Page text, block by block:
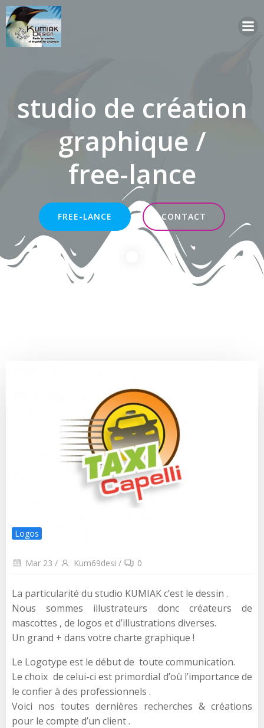
studio de création
graphique /
free-lance
FREE-LANCE CONTACT
Logos
Mar 23 / Kum69desi / 0
La particularité du studio KUMIAK c’est le dessin .
Nous sommes illustrateurs donc créateurs de
mascottes , de logos et d’illustrations diverses.
Un grand + dans votre charte graphique !
Le Logotype est le début de toute communication.
Le choix de celui-ci est primordial d’où l’importance de
le confier à des professionnels .
Voici nos toutes dernières recherches & créations
pour le compte d’un client .